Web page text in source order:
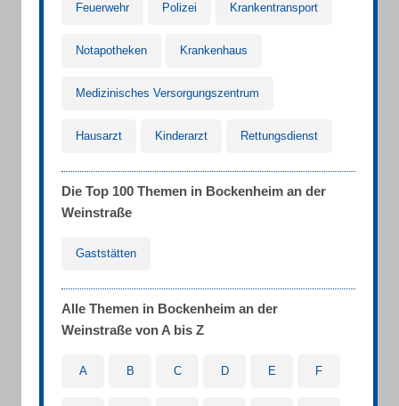
Feuerwehr Polizei Krankentransport
Notapotheken Krankenhaus
Medizinisches Versorgungszentrum
Hausarzt Kinderarzt Rettungsdienst
Die Top 100 Themen in Bockenheim an der
Weinstraße
Gaststätten
Alle Themen in Bockenheim an der
Weinstraße von A bis Z
A B C D E F